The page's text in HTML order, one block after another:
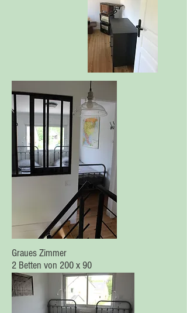
Graues Zimmer
2 Betten von 200 x 90